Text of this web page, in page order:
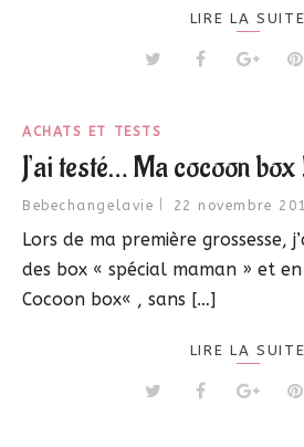
LIRE LA SUITE
ACHATS ET TESTS
J’ai testé… Ma cocoon box
Bebechangelavie 22 novembre
Lors de ma première grossesse,
des box « spécial maman » et
Cocoon box« , sans […]
LIRE LA SUITE